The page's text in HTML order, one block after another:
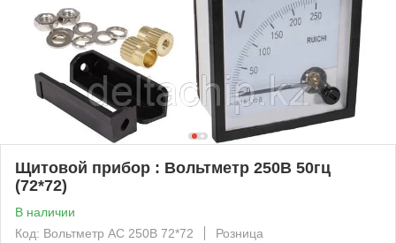
Щитовой прибор : Вольтметр 250В 50гц
(72*72)
В наличии
Код: Вольтметр AC 250В 72*72
Розница